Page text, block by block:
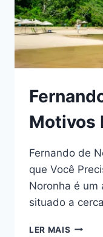
Motivos
Fernando de
que Você
Noronha é um
situado a
LER MAIS